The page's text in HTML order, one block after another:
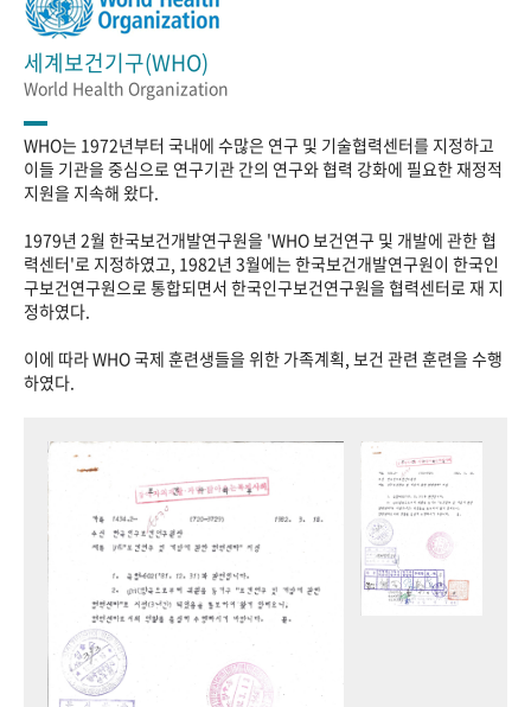
세계보건기구(WHO)
World Health Organization
WHO는 1972년부터 국내에 수많은 연구 및 기술협력센터를 지정하고
이들 기관을 중심으로 연구기관 간의 연구와 협력 강화에 필요한 재정적
지원을 지속해 왔다.
1979년 2월 한국보건개발연구원을 'WHO 보건연구 및 개발에 관한 협
력센터'로 지정하였고, 1982년 3월에는 한국보건개발연구원이 한국인
구보건연구원으로 통합되면서 한국인구보건연구원을 협력센터로 재 지
정하였다.
이에 따라 WHO 국제 훈련생들을 위한 가족계획, 보건 관련 훈련을 수행
하였다.